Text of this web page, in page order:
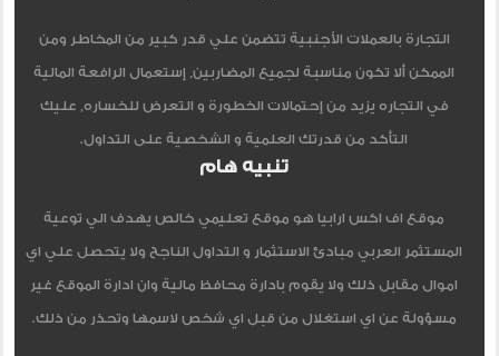
التجارة بالعملات الأجنبية تتضمن علي قدر كبير من المخاطر ومن
الممكن ألا تكون مناسبة لجميع المضاربين, إستعمال الرافعة المالية
في التجاره يزيد من إحتمالات الخطورة و التعرض للخساره, عليك
التأكد من قدرتك العلمية و الشخصية على التداول.
تنبيه هام
موقع اف اكس ارابيا هو موقع تعليمي خالص يهدف الي توعية
المستثمر العربي مبادئ الاستثمار و التداول الناجح ولا يتحصل علي اي
اموال مقابل ذلك ولا يقوم بادارة محافظ مالية وان ادارة الموقع غير
مسؤولة عن اي استغلال من قبل اي شخص لاسمها وتحذر من ذلك.